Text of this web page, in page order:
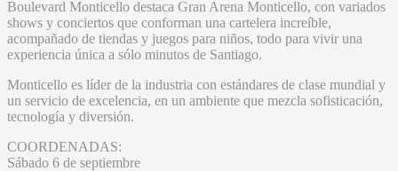
Boulevard Monticello destaca Gran Arena Monticello, con variados
shows y conciertos que conforman una cartelera increíble,
acompañado de tiendas y juegos para niños, todo para vivir una
experiencia única a sólo minutos de Santiago.
Monticello es líder de la industria con estándares de clase mundial y
un servicio de excelencia, en un ambiente que mezcla sofisticación,
tecnología y diversión.
COORDENADAS:
Sábado 6 de septiembre